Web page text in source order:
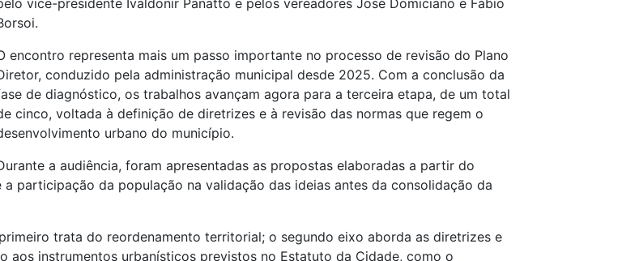
vice-presidente Ivaldonir Panatto e pelos vereadores José Domiciano e Fábio
encontro representa mais um passo importante no processo de revisão do Plano
conduzido pela administração municipal desde 2025. Com a conclusão da
de diagnóstico, os trabalhos avançam agora para a terceira etapa, de um total
cinco, voltada à definição de diretrizes e à revisão das normas que regem o
urbano do município.
a audiência, foram apresentadas as propostas elaboradas a partir do
participação da população na validação das ideias antes da consolidação da
trata do reordenamento territorial; o segundo eixo aborda as diretrizes e
instrumentos urbanísticos previstos no Estatuto da Cidade, como o